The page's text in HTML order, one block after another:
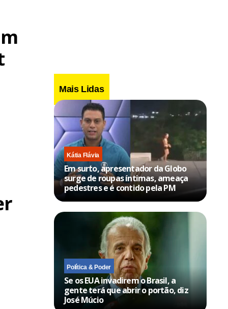
Mais Lidas
Kátia Flávia
Em surto, apresentador da Globo
surge de roupas íntimas, ameaça
pedestres e é contido pela PM
Política & Poder
Se os EUA invadirem o Brasil, a
gente terá que abrir o portão, diz
José Múcio